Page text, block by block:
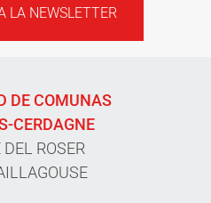
LA NEWSLETTER
DE COMUNAS
CERDAGNE
ROSER